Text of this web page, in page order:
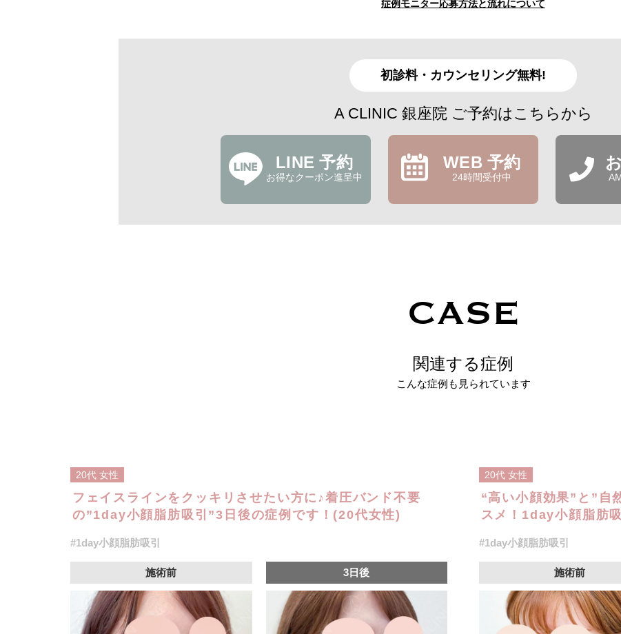
症例モニター応募方法と流れについて
初診料・カウンセリング無料!
A CLINIC 銀座院 ご予約はこちらから
LINE 予約
お得なクーポン進呈中
WEB 予約
24時間受付中
CASE
関連する症例
こんな症例も見られています
20代 女性
フェイスラインをクッキリさせたい方に♪着圧バンド不要
の”1day小顔脂肪吸引”3日後の症例です！(20代女性)
#1day小顔脂肪吸引
施術前 3日後
20代 女性
“高い小顔効果”と”自
スメ！1day小顔脂肪
#1day小顔脂肪吸引
施術前